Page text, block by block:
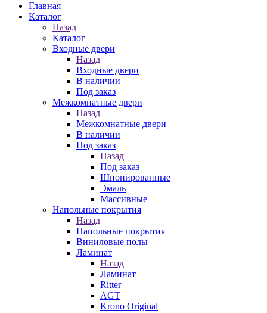
Главная
Каталог
Назад
Каталог
Входные двери
Назад
Входные двери
В наличии
Под заказ
Межкомнатные двери
Назад
Межкомнатные двери
В наличии
Под заказ
Назад
Под заказ
Шпонированные
Эмаль
Массивные
Напольные покрытия
Назад
Напольные покрытия
Виниловые полы
Ламинат
Назад
Ламинат
Ritter
AGT
Krono Original